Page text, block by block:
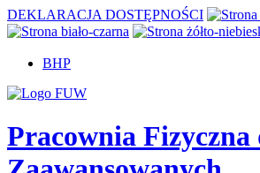
DEKLARACJA DOSTĘPNOŚCI
BHP
Pracownia Fizyczna